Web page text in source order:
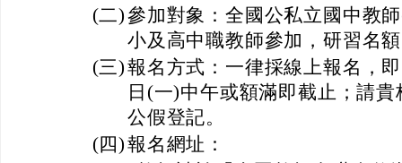
(二)參加對象：全國公私立國中教
小及高中職教師參加，研習名
(三)報名方式：一律採線上報名，
日(一)中午或額滿即截止；請
公假登記。
(四)報名網址：